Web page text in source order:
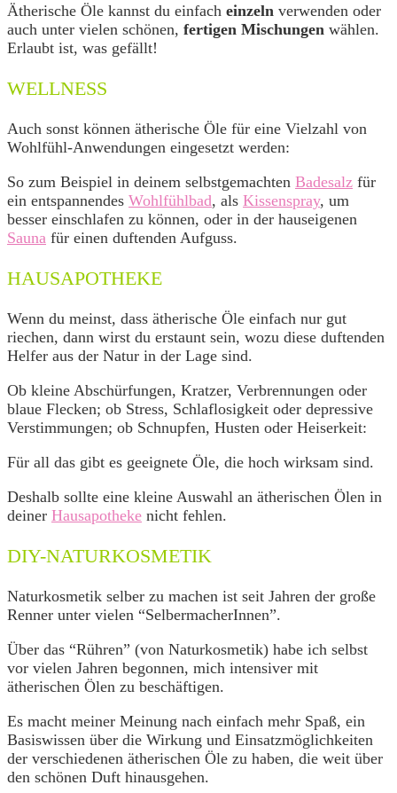
Ätherische Öle kannst du einfach einzeln verwenden oder
auch unter vielen schönen, fertigen Mischungen wählen.
Erlaubt ist, was gefällt!
WELLNESS
Auch sonst können ätherische Öle für eine Vielzahl von
Wohlfühl-Anwendungen eingesetzt werden:
So zum Beispiel in deinem selbstgemachten Badesalz für
ein entspannendes Wohlfühlbad, als Kissenspray, um
besser einschlafen zu können, oder in der hauseigenen
Sauna für einen duftenden Aufguss.
HAUSAPOTHEKE
Wenn du meinst, dass ätherische Öle einfach nur gut
riechen, dann wirst du erstaunt sein, wozu diese duftenden
Helfer aus der Natur in der Lage sind.
Ob kleine Abschürfungen, Kratzer, Verbrennungen oder
blaue Flecken; ob Stress, Schlaflosigkeit oder depressive
Verstimmungen; ob Schnupfen, Husten oder Heiserkeit:
Für all das gibt es geeignete Öle, die hoch wirksam sind.
Deshalb sollte eine kleine Auswahl an ätherischen Ölen in
deiner Hausapotheke nicht fehlen.
DIY-NATURKOSMETIK
Naturkosmetik selber zu machen ist seit Jahren der große
Renner unter vielen “SelbermacherInnen”.
Über das “Rühren” (von Naturkosmetik) habe ich selbst
vor vielen Jahren begonnen, mich intensiver mit
ätherischen Ölen zu beschäftigen.
Es macht meiner Meinung nach einfach mehr Spaß, ein
Basiswissen über die Wirkung und Einsatzmöglichkeiten
der verschiedenen ätherischen Öle zu haben, die weit über
den schönen Duft hinausgehen.